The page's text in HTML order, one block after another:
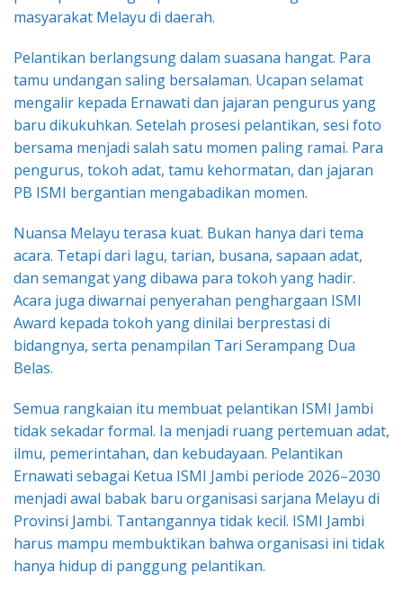
masyarakat Melayu di daerah.
Pelantikan berlangsung dalam suasana hangat. Para
tamu undangan saling bersalaman. Ucapan selamat
mengalir kepada Ernawati dan jajaran pengurus yang
baru dikukuhkan. Setelah prosesi pelantikan, sesi foto
bersama menjadi salah satu momen paling ramai. Para
pengurus, tokoh adat, tamu kehormatan, dan jajaran
PB ISMI bergantian mengabadikan momen.
Nuansa Melayu terasa kuat. Bukan hanya dari tema
acara. Tetapi dari lagu, tarian, busana, sapaan adat,
dan semangat yang dibawa para tokoh yang hadir.
Acara juga diwarnai penyerahan penghargaan ISMI
Award kepada tokoh yang dinilai berprestasi di
bidangnya, serta penampilan Tari Serampang Dua
Belas.
Semua rangkaian itu membuat pelantikan ISMI Jambi
tidak sekadar formal. Ia menjadi ruang pertemuan adat,
ilmu, pemerintahan, dan kebudayaan. Pelantikan
Ernawati sebagai Ketua ISMI Jambi periode 2026–2030
menjadi awal babak baru organisasi sarjana Melayu di
Provinsi Jambi. Tantangannya tidak kecil. ISMI Jambi
harus mampu membuktikan bahwa organisasi ini tidak
hanya hidup di panggung pelantikan.